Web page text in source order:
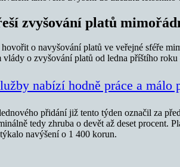
zvyšování platů
o navyšování platů ve veřejné sféře
vlády o zvyšování platů od ledna příštího
nabízí hodně práce a málo
přidání již tento týden označil za
tedy zhruba o devět až deset procent.
navýšení o 1 400 korun.